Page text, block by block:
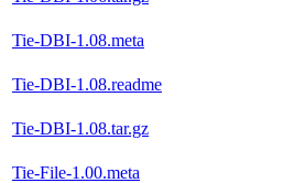
Tie-DBI-1.08.meta
Tie-DBI-1.08.readme
Tie-DBI-1.08.tar.gz
Tie-File-1.00.meta